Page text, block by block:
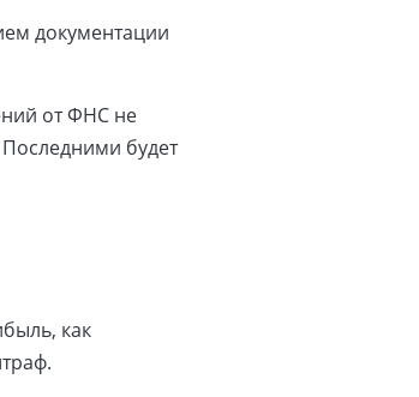
документации
от ФНС не
будет
как